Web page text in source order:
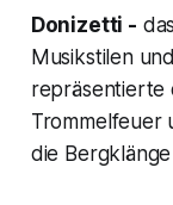
Donizetti -
Musikstilen
repräsentierte
Trommelfeuer
die